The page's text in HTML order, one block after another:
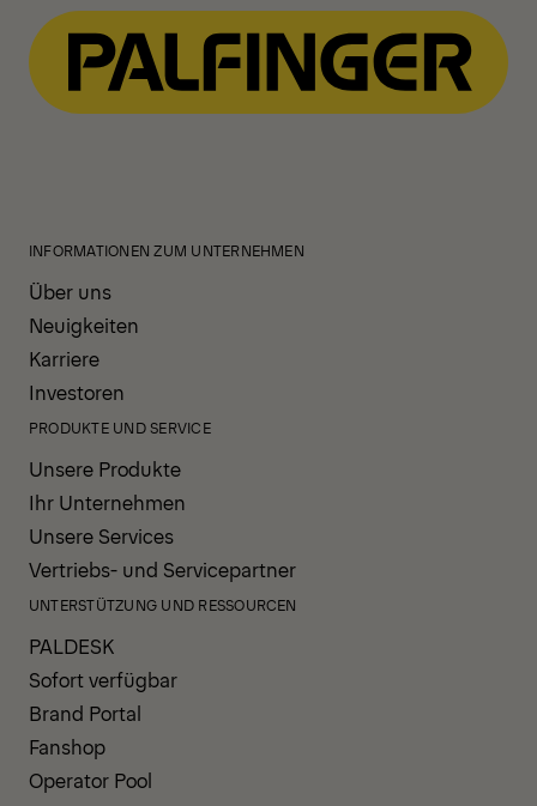
INFORMATIONEN ZUM UNTERNEHMEN
Über uns
Neuigkeiten
Karriere
Investoren
PRODUKTE UND SERVICE
Unsere Produkte
Ihr Unternehmen
Unsere Services
Vertriebs- und Servicepartner
UNTERSTÜTZUNG UND RESSOURCEN
PALDESK
Sofort verfügbar
Brand Portal
Fanshop
Operator Pool